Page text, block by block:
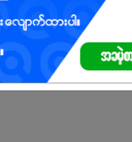
အရေးကြီးပါသည်။ သို့ဖြစ်၍ရ
နှင့် ပြုပြင်ထိန်းသိမ်းခြင်း အစ
ောင်မှုရုံးများ ဖွင့်လှစ်ထားရှိပ